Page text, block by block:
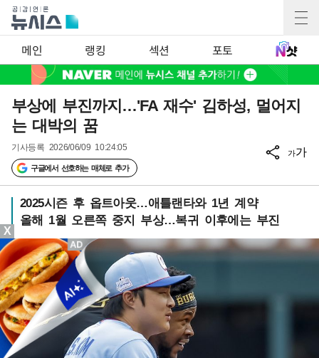
메인 랭킹 섹션 포토
부상에 부진까지…'FA 재수' 김하성, 멀어지
는 대박의 꿈
기사등록 2026/06/09 10:24:05
구글에서 선호하는 매체로 추가
가가
2025시즌 후 옵트아웃…애틀랜타와 1년 계약
올해 1월 오른쪽 중지 부상…복귀 이후에는 부진
X